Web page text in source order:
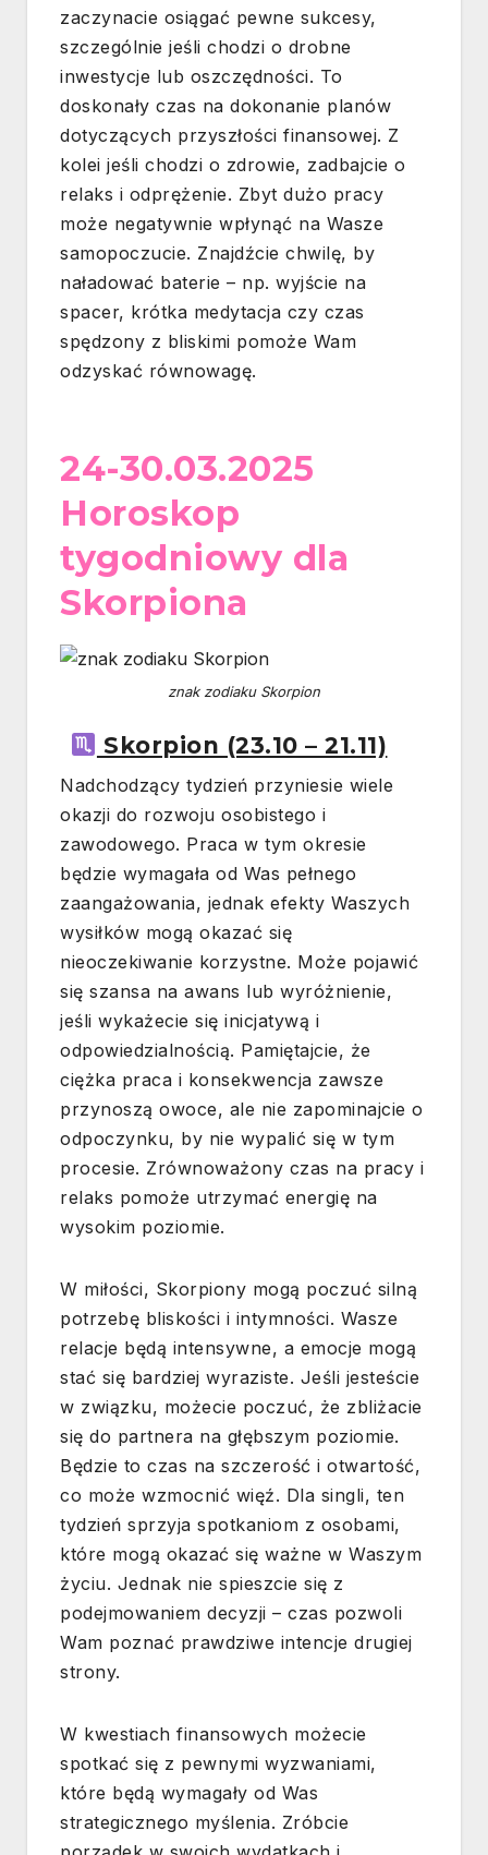
zaczynacie osiągać pewne sukcesy,
szczególnie jeśli chodzi o drobne
inwestycje lub oszczędności. To
doskonały czas na dokonanie planów
dotyczących przyszłości finansowej. Z
kolei jeśli chodzi o zdrowie, zadbajcie o
relaks i odprężenie. Zbyt dużo pracy
może negatywnie wpłynąć na Wasze
samopoczucie. Znajdźcie chwilę, by
naładować baterie – np. wyjście na
spacer, krótka medytacja czy czas
spędzony z bliskimi pomoże Wam
odzyskać równowagę.
24-30.03.2025
Horoskop
tygodniowy dla
Skorpiona
znak zodiaku Skorpion
Skorpion (23.10 – 21.11)
Nadchodzący tydzień przyniesie wiele
okazji do rozwoju osobistego i
zawodowego. Praca w tym okresie
będzie wymagała od Was pełnego
zaangażowania, jednak efekty Waszych
wysiłków mogą okazać się
nieoczekiwanie korzystne. Może pojawić
się szansa na awans lub wyróżnienie,
jeśli wykażecie się inicjatywą i
odpowiedzialnością. Pamiętajcie, że
ciężka praca i konsekwencja zawsze
przynoszą owoce, ale nie zapominajcie o
odpoczynku, by nie wypalić się w tym
procesie. Zrównoważony czas na pracy i
relaks pomoże utrzymać energię na
wysokim poziomie.
W miłości, Skorpiony mogą poczuć silną
potrzebę bliskości i intymności. Wasze
relacje będą intensywne, a emocje mogą
stać się bardziej wyraziste. Jeśli jesteście
w związku, możecie poczuć, że zbliżacie
się do partnera na głębszym poziomie.
Będzie to czas na szczerość i otwartość,
co może wzmocnić więź. Dla singli, ten
tydzień sprzyja spotkaniom z osobami,
które mogą okazać się ważne w Waszym
życiu. Jednak nie spieszcie się z
podejmowaniem decyzji – czas pozwoli
Wam poznać prawdziwe intencje drugiej
strony.
W kwestiach finansowych możecie
spotkać się z pewnymi wyzwaniami,
które będą wymagały od Was
strategicznego myślenia. Zróbcie